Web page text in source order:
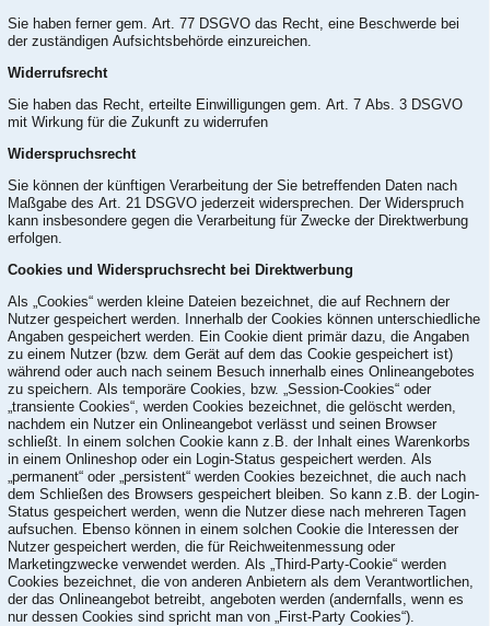
Sie haben ferner gem. Art. 77 DSGVO das Recht, eine Beschwerde bei
der zuständigen Aufsichtsbehörde einzureichen.
Widerrufsrecht
Sie haben das Recht, erteilte Einwilligungen gem. Art. 7 Abs. 3 DSGVO
mit Wirkung für die Zukunft zu widerrufen
Widerspruchsrecht
Sie können der künftigen Verarbeitung der Sie betreffenden Daten nach
Maßgabe des Art. 21 DSGVO jederzeit widersprechen. Der Widerspruch
kann insbesondere gegen die Verarbeitung für Zwecke der Direktwerbung
erfolgen.
Cookies und Widerspruchsrecht bei Direktwerbung
Als „Cookies“ werden kleine Dateien bezeichnet, die auf Rechnern der
Nutzer gespeichert werden. Innerhalb der Cookies können unterschiedliche
Angaben gespeichert werden. Ein Cookie dient primär dazu, die Angaben
zu einem Nutzer (bzw. dem Gerät auf dem das Cookie gespeichert ist)
während oder auch nach seinem Besuch innerhalb eines Onlineangebotes
zu speichern. Als temporäre Cookies, bzw. „Session-Cookies“ oder
„transiente Cookies“, werden Cookies bezeichnet, die gelöscht werden,
nachdem ein Nutzer ein Onlineangebot verlässt und seinen Browser
schließt. In einem solchen Cookie kann z.B. der Inhalt eines Warenkorbs
in einem Onlineshop oder ein Login-Status gespeichert werden. Als
„permanent“ oder „persistent“ werden Cookies bezeichnet, die auch nach
dem Schließen des Browsers gespeichert bleiben. So kann z.B. der Login-
Status gespeichert werden, wenn die Nutzer diese nach mehreren Tagen
aufsuchen. Ebenso können in einem solchen Cookie die Interessen der
Nutzer gespeichert werden, die für Reichweitenmessung oder
Marketingzwecke verwendet werden. Als „Third-Party-Cookie“ werden
Cookies bezeichnet, die von anderen Anbietern als dem Verantwortlichen,
der das Onlineangebot betreibt, angeboten werden (andernfalls, wenn es
nur dessen Cookies sind spricht man von „First-Party Cookies“).